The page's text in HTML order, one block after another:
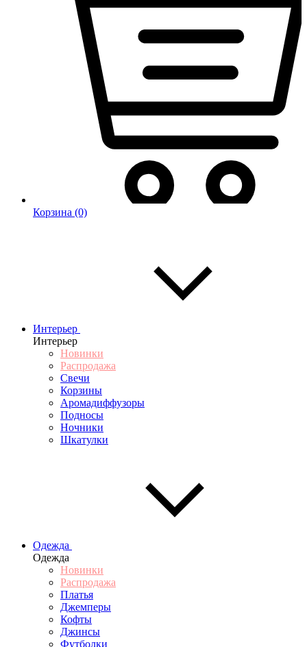
Корзина (0)
Интерьер
Интерьер
Новинки
Распродажа
Свечи
Корзины
Аромадиффузоры
Подносы
Ночники
Шкатулки
Одежда
Одежда
Новинки
Распродажа
Платья
Джемперы
Кофты
Джинсы
Футболки